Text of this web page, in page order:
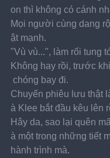
on thì không có cánh
Mọi người cùng dang
ật mạnh.
"Vù vù...", làm rối tung
Không hay rồi, trước
chóng bay đi.
Chuyến phiêu lưu thật
à Klee bắt đầu kêu lên
Hây da, sao lại quên
à một trong những tiết
hành trình mà.